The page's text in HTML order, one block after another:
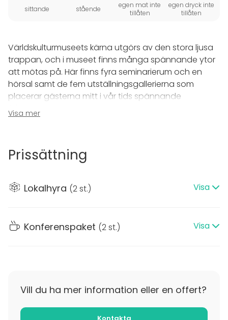
sittande stående
egen mat inte
tillåten
egen dryck inte
tillåten
Världskulturmuseets kärna utgörs av den stora ljusa
trappan, och i museet finns många spännande ytor
att mötas på. Här finns fyra seminarierum och en
hörsal samt de fem utställningsgallerierna som
placerar gästerna mitt i vår tids spännande
frågeställningar. Museets ljusa och moderna
arkitektur erbjuder fantastiska möjligheter att
kundmingel, modevisningar, mässor och privata
middagar. Museet är även en utmärkt lokal för
I Seminarierum 1 ryms max 18 personer i
Visa mer
Prissättning
Lokalhyra (2 st.) Visa
Konferenspaket (2 st.) Visa
Vill du ha mer information eller en offert?